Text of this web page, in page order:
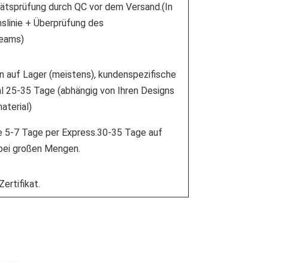
durch QC vor dem Versand.(In
+ Überprüfung des
auf Lager (meistens), kundenspezifische
25-35 Tage (abhängig von Ihren Designs
5-7 Tage per Express.30-35 Tage auf
großen Mengen.